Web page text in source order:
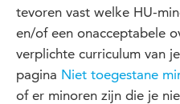
tevoren vast welke HU-
en/of een onacceptabele
verplichte curriculum van
pagina Niet toegestane
of er minoren zijn die je